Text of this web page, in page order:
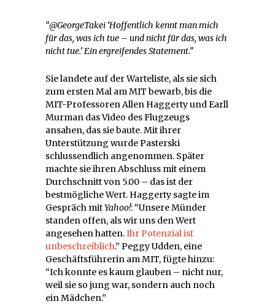
“@GeorgeTakei ‘Hoffentlich kennt man mich
für das, was ich tue – und nicht für das, was ich
nicht tue.’ Ein ergreifendes Statement.”
Sie landete auf der Warteliste, als sie sich
zum ersten Mal am MIT bewarb, bis die
MIT-Professoren Allen Haggerty und Earll
Murman das Video des Flugzeugs
ansahen, das sie baute. Mit ihrer
Unterstützung wurde Pasterski
schlussendlich angenommen. Später
machte sie ihren Abschluss mit einem
Durchschnitt von 5.00 – das ist der
bestmögliche Wert. Haggerty sagte im
Gespräch mitYahoo!: “Unsere Münder
standen offen, als wir uns den Wert
angesehen hatten.Ihr Potenzial ist
unbeschreiblich.” Peggy Udden, eine
Geschäftsführerin am MIT, fügte hinzu:
“Ich konnte es kaum glauben – nicht nur,
weil sie so jung war, sondern auch noch
ein Mädchen.”